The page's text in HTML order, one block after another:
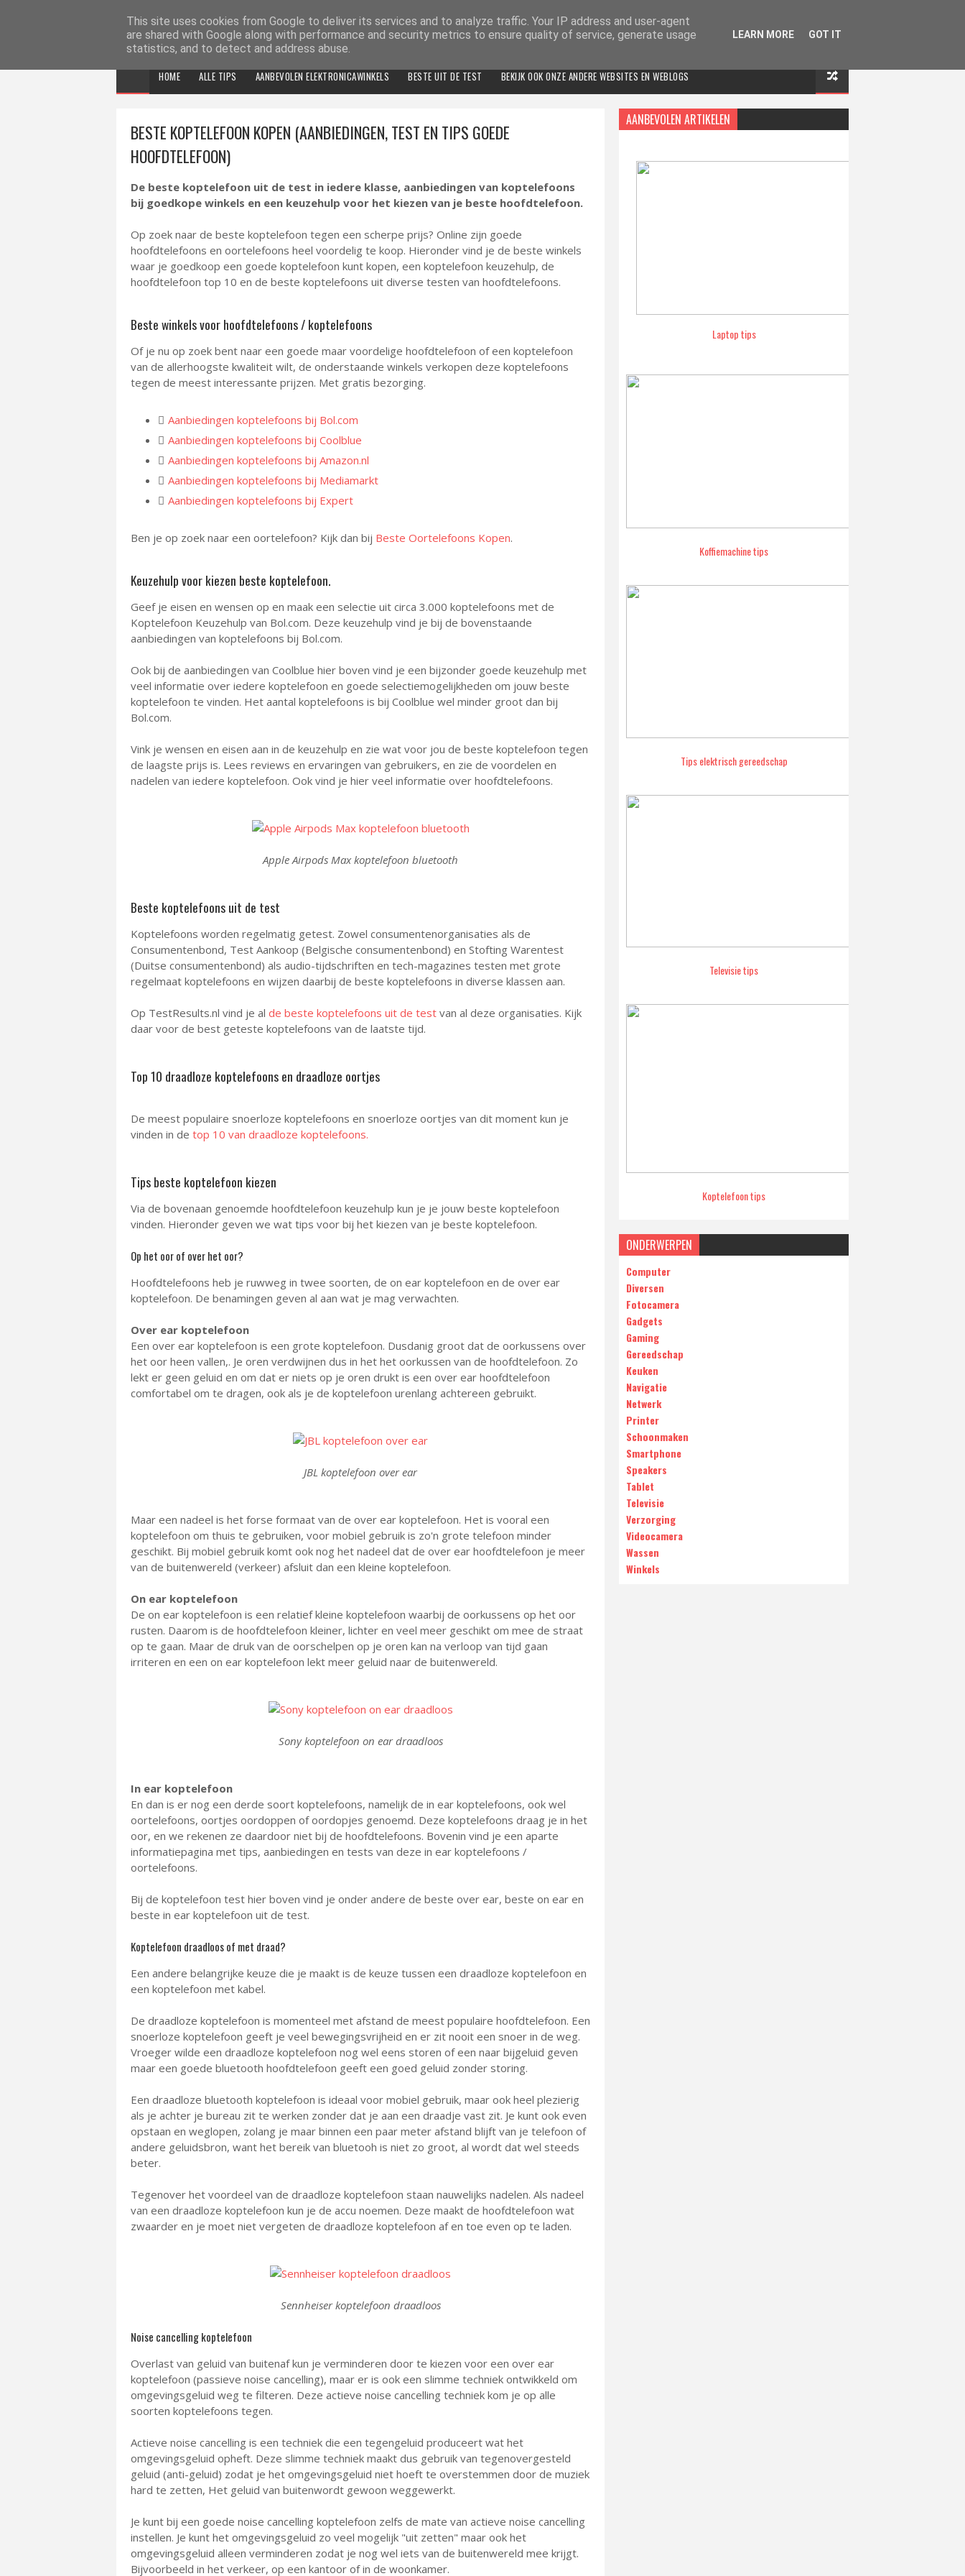
ELEKTRONICA TIPS
HOME ALLE TIPS AANBEVOLEN ELEKTRONICAWINKELS BESTE UIT DE TEST BEKIJK OOK ONZE ANDERE WEBSITES EN WEBLOGS
BESTE KOPTELEFOON KOPEN (AANBIEDINGEN, TEST EN TIPS GOEDE
HOOFDTELEFOON)
De beste koptelefoon uit de test in iedere klasse, aanbiedingen van koptelefoons
bij goedkope winkels en een keuzehulp voor het kiezen van je beste hoofdtelefoon.
Op zoek naar de beste koptelefoon tegen een scherpe prijs? Online zijn goede
hoofdtelefoons en oortelefoons heel voordelig te koop. Hieronder vind je de beste winkels
waar je goedkoop een goede koptelefoon kunt kopen, een koptelefoon keuzehulp, de
hoofdtelefoon top 10 en de beste koptelefoons uit diverse testen van hoofdtelefoons.
Beste winkels voor hoofdtelefoons / koptelefoons
Of je nu op zoek bent naar een goede maar voordelige hoofdtelefoon of een koptelefoon
van de allerhoogste kwaliteit wilt, de onderstaande winkels verkopen deze koptelefoons
tegen de meest interessante prijzen. Met gratis bezorging.
Aanbiedingen koptelefoons bij Bol.com
Aanbiedingen koptelefoons bij Coolblue
Aanbiedingen koptelefoons bij Amazon.nl
Aanbiedingen koptelefoons bij Mediamarkt
Aanbiedingen koptelefoons bij Expert
Ben je op zoek naar een oortelefoon? Kijk dan bij Beste Oortelefoons Kopen.
Keuzehulp voor kiezen beste koptelefoon.
Geef je eisen en wensen op en maak een selectie uit circa 3.000 koptelefoons met de
Koptelefoon Keuzehulp van Bol.com. Deze keuzehulp vind je bij de bovenstaande
aanbiedingen van koptelefoons bij Bol.com.
Ook bij de aanbiedingen van Coolblue hier boven vind je een bijzonder goede keuzehulp met
veel informatie over iedere koptelefoon en goede selectiemogelijkheden om jouw beste
koptelefoon te vinden. Het aantal koptelefoons is bij Coolblue wel minder groot dan bij
Bol.com.
Vink je wensen en eisen aan in de keuzehulp en zie wat voor jou de beste koptelefoon tegen
de laagste prijs is. Lees reviews en ervaringen van gebruikers, en zie de voordelen en
nadelen van iedere koptelefoon. Ook vind je hier veel informatie over hoofdtelefoons.
Apple Airpods Max koptelefoon bluetooth
Beste koptelefoons uit de test
Koptelefoons worden regelmatig getest. Zowel consumentenorganisaties als de
Consumentenbond, Test Aankoop (Belgische consumentenbond) en Stofting Warentest
(Duitse consumentenbond) als audio-tijdschriften en tech-magazines testen met grote
regelmaat koptelefoons en wijzen daarbij de beste koptelefoons in diverse klassen aan.
Op TestResults.nl vind je al de beste koptelefoons uit de test van al deze organisaties. Kijk
daar voor de best geteste koptelefoons van de laatste tijd.
Top 10 draadloze koptelefoons en draadloze oortjes
De meest populaire snoerloze koptelefoons en snoerloze oortjes van dit moment kun je
vinden in de top 10 van draadloze koptelefoons.
Tips beste koptelefoon kiezen
Via de bovenaan genoemde hoofdtelefoon keuzehulp kun je je jouw beste koptelefoon
vinden. Hieronder geven we wat tips voor bij het kiezen van je beste koptelefoon.
Op het oor of over het oor?
Hoofdtelefoons heb je ruwweg in twee soorten, de on ear koptelefoon en de over ear
koptelefoon. De benamingen geven al aan wat je mag verwachten.
Over ear koptelefoon
Een over ear koptelefoon is een grote koptelefoon. Dusdanig groot dat de oorkussens over
het oor heen vallen,. Je oren verdwijnen dus in het het oorkussen van de hoofdtelefoon. Zo
lekt er geen geluid en om dat er niets op je oren drukt is een over ear hoofdtelefoon
comfortabel om te dragen, ook als je de koptelefoon urenlang achtereen gebruikt.
JBL koptelefoon over ear
Maar een nadeel is het forse formaat van de over ear koptelefoon. Het is vooral een
koptelefoon om thuis te gebruiken, voor mobiel gebruik is zo'n grote telefoon minder
geschikt. Bij mobiel gebruik komt ook nog het nadeel dat de over ear hoofdtelefoon je meer
van de buitenwereld (verkeer) afsluit dan een kleine koptelefoon.
On ear koptelefoon
De on ear koptelefoon is een relatief kleine koptelefoon waarbij de oorkussens op het oor
rusten. Daarom is de hoofdtelefoon kleiner, lichter en veel meer geschikt om mee de straat
op te gaan. Maar de druk van de oorschelpen op je oren kan na verloop van tijd gaan
irriteren en een on ear koptelefoon lekt meer geluid naar de buitenwereld.
Sony koptelefoon on ear draadloos
In ear koptelefoon
En dan is er nog een derde soort koptelefoons, namelijk de in ear koptelefoons, ook wel
oortelefoons, oortjes oordoppen of oordopjes genoemd. Deze koptelefoons draag je in het
oor, en we rekenen ze daardoor niet bij de hoofdtelefoons. Bovenin vind je een aparte
informatiepagina met tips, aanbiedingen en tests van deze in ear koptelefoons /
oortelefoons.
Bij de koptelefoon test hier boven vind je onder andere de beste over ear, beste on ear en
beste in ear koptelefoon uit de test.
Koptelefoon draadloos of met draad?
Een andere belangrijke keuze die je maakt is de keuze tussen een draadloze koptelefoon en
een koptelefoon met kabel.
De draadloze koptelefoon is momenteel met afstand de meest populaire hoofdtelefoon. Een
snoerloze koptelefoon geeft je veel bewegingsvrijheid en er zit nooit een snoer in de weg.
Vroeger wilde een draadloze koptelefoon nog wel eens storen of een naar bijgeluid geven
maar een goede bluetooth hoofdtelefoon geeft een goed geluid zonder storing.
Een draadloze bluetooth koptelefoon is ideaal voor mobiel gebruik, maar ook heel plezierig
als je achter je bureau zit te werken zonder dat je aan een draadje vast zit. Je kunt ook even
opstaan en weglopen, zolang je maar binnen een paar meter afstand blijft van je telefoon of
andere geluidsbron, want het bereik van bluetooh is niet zo groot, al wordt dat wel steeds
beter.
Tegenover het voordeel van de draadloze koptelefoon staan nauwelijks nadelen. Als nadeel
van een draadloze koptelefoon kun je de accu noemen. Deze maakt de hoofdtelefoon wat
zwaarder en je moet niet vergeten de draadloze koptelefoon af en toe even op te laden.
Sennheiser koptelefoon draadloos
Noise cancelling koptelefoon
Overlast van geluid van buitenaf kun je verminderen door te kiezen voor een over ear
koptelefoon (passieve noise cancelling), maar er is ook een slimme techniek ontwikkeld om
omgevingsgeluid weg te filteren. Deze actieve noise cancelling techniek kom je op alle
soorten koptelefoons tegen.
Actieve noise cancelling is een techniek die een tegengeluid produceert wat het
omgevingsgeluid opheft. Deze slimme techniek maakt dus gebruik van tegenovergesteld
geluid (anti-geluid) zodat je het omgevingsgeluid niet hoeft te overstemmen door de muziek
hard te zetten, Het geluid van buitenwordt gewoon weggewerkt.
Je kunt bij een goede noise cancelling koptelefoon zelfs de mate van actieve noise cancelling
instellen. Je kunt het omgevingsgeluid zo veel mogelijk "uit zetten" maar ook het
omgevingsgeluid alleen verminderen zodat je nog wel iets van de buitenwereld mee krijgt.
Bijvoorbeeld in het verkeer, op een kantoor of in de woonkamer.
AANBEVOLEN ARTIKELEN
Laptop tips
Koffiemachine tips
Tips elektrisch gereedschap
Televisie tips
Koptelefoon tips
ONDERWERPEN
Computer
Diversen
Fotocamera
Gadgets
Gaming
Gereedschap
Keuken
Navigatie
Netwerk
Printer
Schoonmaken
Smartphone
Speakers
Tablet
Televisie
Verzorging
Videocamera
Wassen
Winkels
This site uses cookies from Google to deliver its services and to analyze traffic. Your IP address and user-agent
are shared with Google along with performance and security metrics to ensure quality of service, generate usage
statistics, and to detect and address abuse.
LEARN MORE GOT IT